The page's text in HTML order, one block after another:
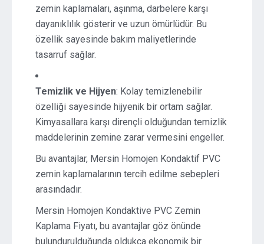
zemin kaplamaları, aşınma, darbelere karşı
dayanıklılık gösterir ve uzun ömürlüdür. Bu
özellik sayesinde bakım maliyetlerinde
tasarruf sağlar.
Temizlik ve Hijyen: Kolay temizlenebilir
özelliği sayesinde hijyenik bir ortam sağlar.
Kimyasallara karşı dirençli olduğundan temizlik
maddelerinin zemine zarar vermesini engeller.
Bu avantajlar, Mersin Homojen Kondaktif PVC
zemin kaplamalarının tercih edilme sebepleri
arasındadır.
Mersin Homojen Kondaktive PVC Zemin
Kaplama Fiyatı, bu avantajlar göz önünde
bulundurulduğunda oldukça ekonomik bir